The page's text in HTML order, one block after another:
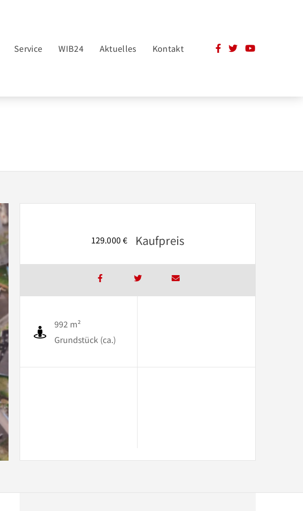
Service WIB24 Aktuelles Kontakt
129.000 € Kaufpreis
992 m²
Grundstück (ca.)